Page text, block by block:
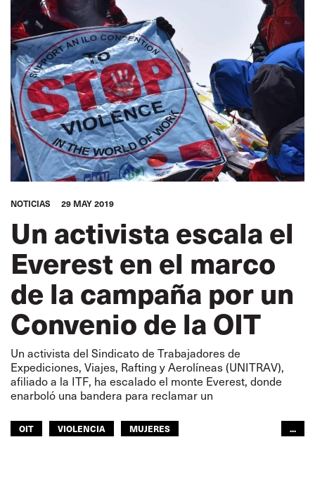
NOTICIAS 29 MAY 2019
Un activista escala el
Everest en el marco
de la campaña por un
Convenio de la OIT
Un activista del Sindicato de Trabajadores de
Expediciones, Viajes, Rafting y Aerolíneas (UNITRAV),
afiliado a la ITF, ha escalado el monte Everest, donde
enarboló una bandera para reclamar un
OIT VIOLENCIA
MUJERES
...